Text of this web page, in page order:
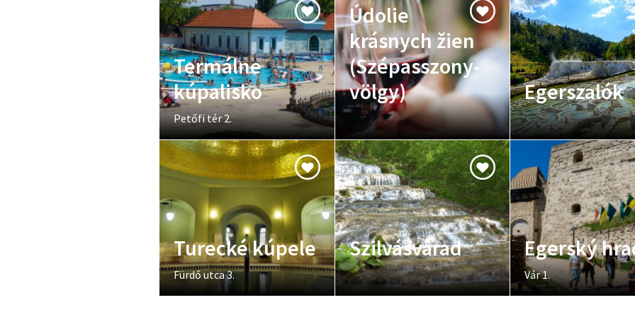
Termálne
kúpalisko
Petőfi tér 2.
Údolie
krásnych žien
(Szépasszony-
völgy)
Egerszalók
Turecké kúpele
Fürdő utca 3.
Szilvásvárad Egerský
Vár 1.